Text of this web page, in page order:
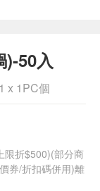
)-50入
x 1PC個
限折$500)(部分商
券/折扣碼併用)離